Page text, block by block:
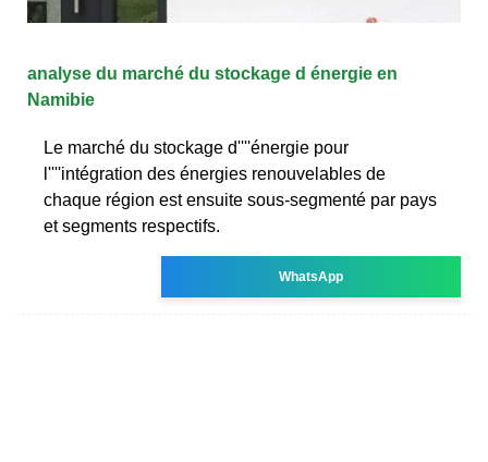
analyse du marché du stockage d énergie en
Namibie
Le marché du stockage d''''énergie pour
l''''intégration des énergies renouvelables de
chaque région est ensuite sous-segmenté par pays
et segments respectifs.
WhatsApp